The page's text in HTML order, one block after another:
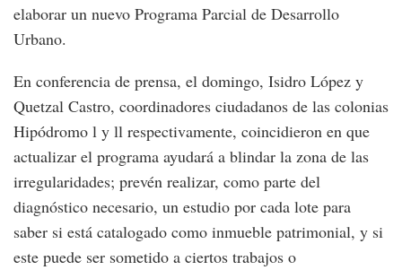
elaborar un nuevo Programa Parcial de Desarrollo
Urbano.
En conferencia de prensa, el domingo, Isidro López y
Quetzal Castro, coordinadores ciudadanos de las colonias
Hipódromo l y ll respectivamente, coincidieron en que
actualizar el programa ayudará a blindar la zona de las
irregularidades; prevén realizar, como parte del
diagnóstico necesario, un estudio por cada lote para
saber si está catalogado como inmueble patrimonial, y si
este puede ser sometido a ciertos trabajos o